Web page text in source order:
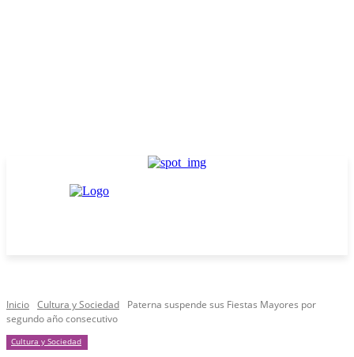
Inicio Cultura y Sociedad
Paterna suspende sus Fiestas Mayores por
segundo año consecutivo
Cultura y Sociedad